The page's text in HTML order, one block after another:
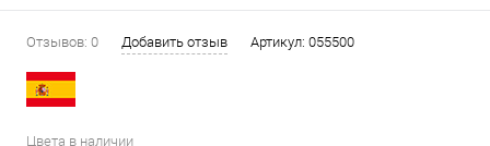
Отзывов: 0 Добавить отзыв Артикул: 055500
Цвета в наличии